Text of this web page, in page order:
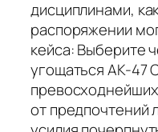
дисциплинами,
распоряжении
кейса: Выберите
угощаться AK-47
от предпочтений